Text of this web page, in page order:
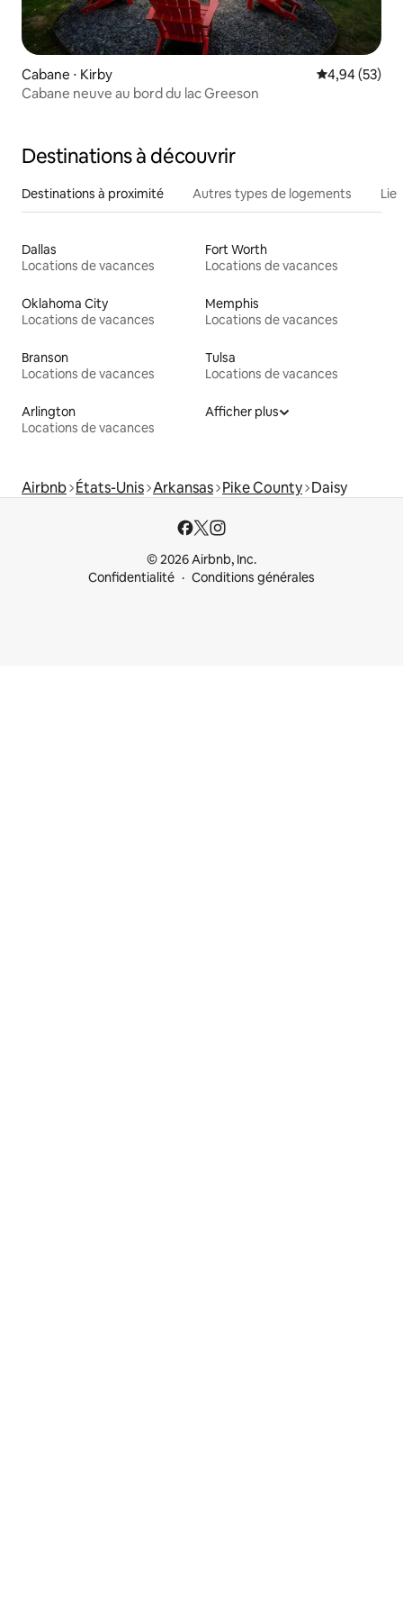
Cabane ⋅ Kirby Évaluation
4,94 (53)
Cabane neuve au bord du lac Greeson
Destinations à découvrir
Destinations à proximité Autres types de logements
Dallas
Locations de vacances
Fort Worth
Locations de vacances
Oklahoma City
Locations de vacances
Memphis
Locations de vacances
Branson
Locations de vacances
Tulsa
Locations de vacances
Arlington
Locations de vacances
Afficher plus
Airbnb États-Unis Arkansas Pike County Daisy
© 2026 Airbnb, Inc.
Confidentialité
Conditions générales